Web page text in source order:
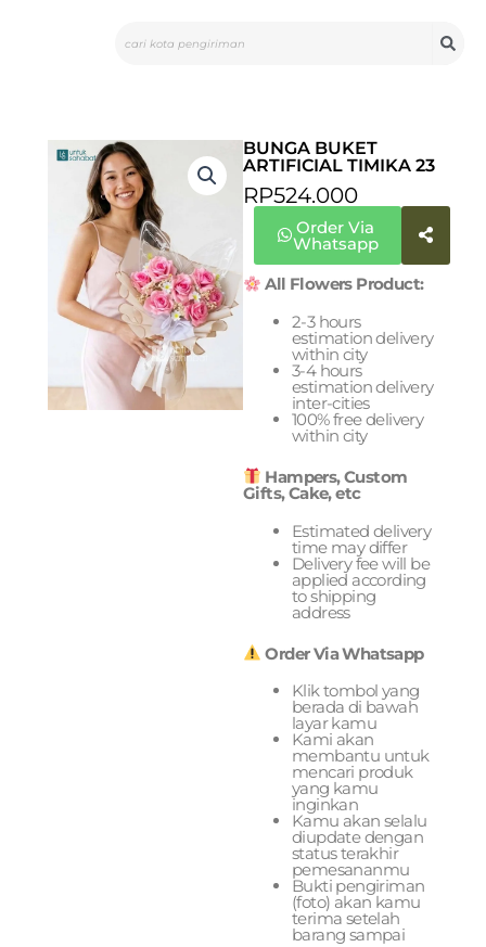
BUNGA BUKET
ARTIFICIAL TIMIKA 23
RP524.000
Order Via
Whatsapp
All Flowers Product:
2-3 hours
estimation delivery
within city
3-4 hours
estimation delivery
inter-cities
100% free delivery
within city
Hampers, Custom
Gifts, Cake, etc
Estimated delivery
time may differ
Delivery fee will be
applied according
to shipping
address
Order Via Whatsapp
Klik tombol yang
berada di bawah
layar kamu
Kami akan
membantu untuk
mencari produk
yang kamu
inginkan
Kamu akan selalu
diupdate dengan
status terakhir
pemesananmu
Bukti pengiriman
(foto) akan kamu
terima setelah
barang sampai